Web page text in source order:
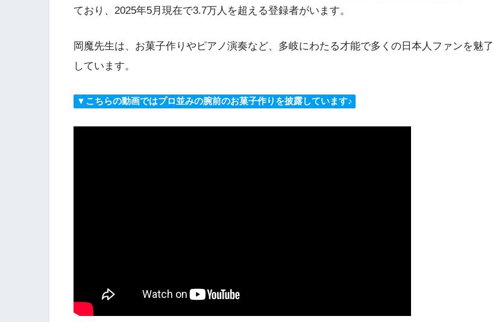
ており、2025年5月現在で3.7万人を超える登録者がいます。
岡魔先生は、お菓子作りやピアノ演奏など、多岐にわたる才能で多くの日本人ファンを魅了
しています。
▼こちらの動画ではプロ並みの腕前のお菓子作りを披露しています♪